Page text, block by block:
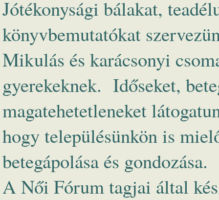
Jótékonysági bálakat,
könyvbemutatókat
Mikulás és karácsonyi
gyerekeknek. Időseket,
magatehetetleneket
hogy településünkön is
betegápolása és gondozása.
A Női Fórum tagjai által